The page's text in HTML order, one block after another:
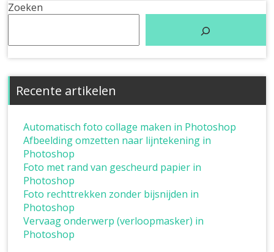
Zoeken
Recente artikelen
Automatisch foto collage maken in Photoshop
Afbeelding omzetten naar lijntekening in
Photoshop
Foto met rand van gescheurd papier in
Photoshop
Foto rechttrekken zonder bijsnijden in
Photoshop
Vervaag onderwerp (verloopmasker) in
Photoshop